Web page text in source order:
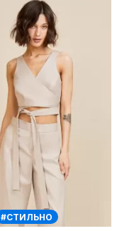
#СТИЛЬНО